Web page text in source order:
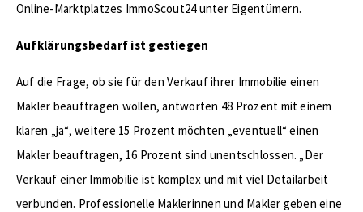
Online-Marktplatzes ImmoScout24 unter Eigentümern.
Aufklärungsbedarf ist gestiegen
Auf die Frage, ob sie für den Verkauf ihrer Immobilie einen
Makler beauftragen wollen, antworten 48 Prozent mit einem
klaren „ja“, weitere 15 Prozent möchten „eventuell“ einen
Makler beauftragen, 16 Prozent sind unentschlossen. „Der
Verkauf einer Immobilie ist komplex und mit viel Detailarbeit
verbunden. Professionelle Maklerinnen und Makler geben eine